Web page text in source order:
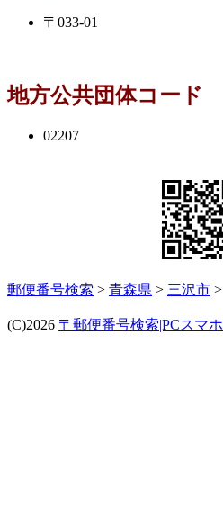
〒033-01
地方公共団体コード
02207
郵便番号検索 > 青森県 > 三沢市
(C)2026 〒郵便番号検索|PCスマ